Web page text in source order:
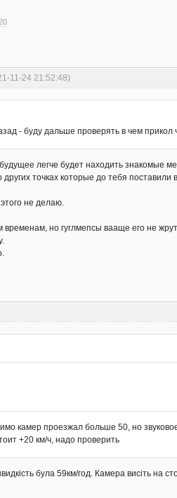
11-24 21:52:48)
- буду дальше проверять в чем прикол
легче будет находить знакомые
других точках которые до тебя
не делаю.
но гуглмепсы вааще его не
камер проезжал больше 50, но
+20 км/ч, надо проверить
була 59км/год. Камера висіть на